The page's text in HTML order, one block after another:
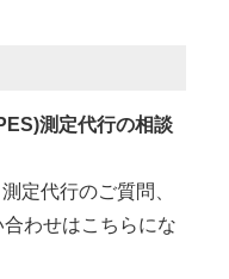
測定代行の相談
定代行のご質問、
わせはこちらにな